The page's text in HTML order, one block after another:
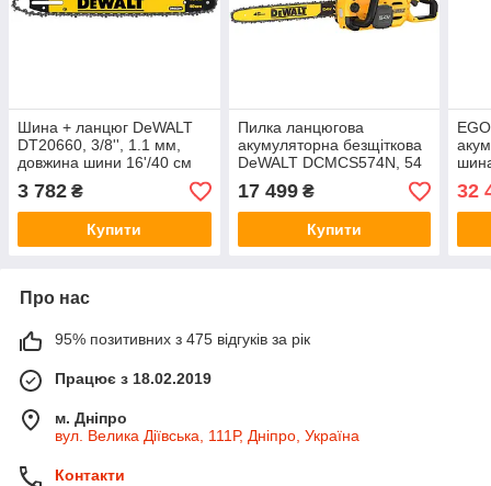
Шина + ланцюг DeWALT
DT20660, 3/8'', 1.1 мм,
довжина шини 16'/40 см
3 782 ₴
Купити
Пилка ланцюгова
акумуляторна безщіткова
DeWALT DCMCS574N, 54
В XR FLEXVOLT, шина 45
см, ланцюг OREGON 3/8,
1.3 мм, автоматична
17 499₴
Купити
1,1
32
Про нас
95% позитивних з 475 відгуків за рік
Працює з 18.02.2019
м. Дніпро
вул. Велика Діївська, 111Р, Дніпро, Україна
Контакти